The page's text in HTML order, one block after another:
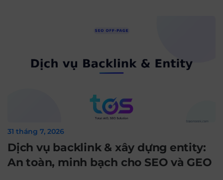
31 tháng 7, 2026
Dịch vụ backlink & xây dựng entity:
An toàn, minh bạch cho SEO và GEO